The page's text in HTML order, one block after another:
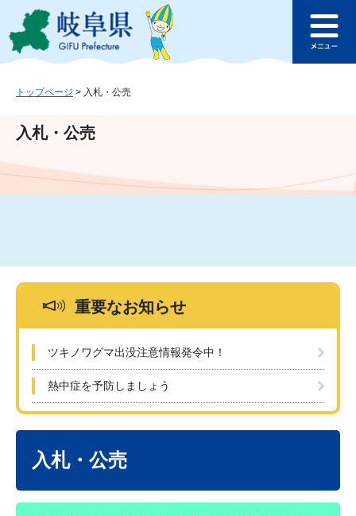
ジ
ュ
文
このページの本文へ
ュ
トップページ > 入札・公売
入札・公売
重要なお知らせ
ツキノワグマ出没注意情報発令中！
熱中症を予防しましょう
入札・公売